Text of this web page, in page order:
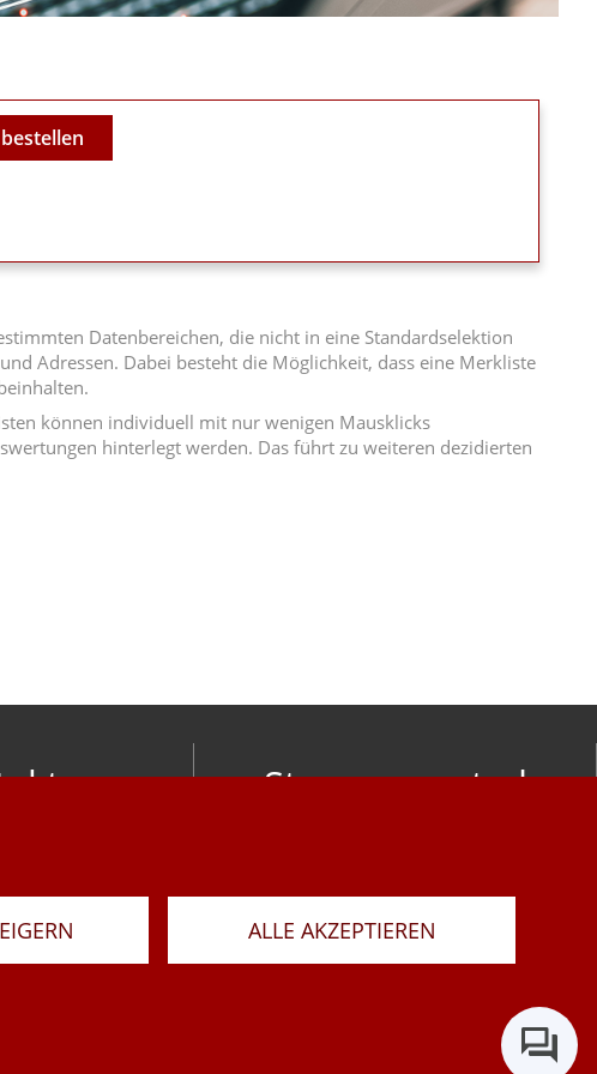
Datenbereichen, die nicht in eine Standardselektion
Adressen. Dabei besteht die Möglichkeit, dass eine Merkliste
können individuell mit nur wenigen Mausklicks
hinterlegt werden. Das führt zu weiteren dezidierten
Stay connected
ALLE AKZEPTIEREN